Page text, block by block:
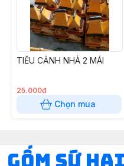
TIỂU CẢNH NHÀ 2 MÁI
25.000đ
Chọn mua